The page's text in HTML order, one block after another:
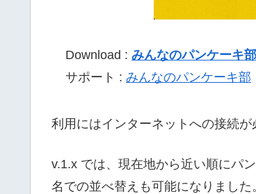
Download : みんなのパンケーキ部
サポート : みんなのパンケーキ部
利用にはインターネットへの接続が
v.1.x では、現在地から近い順にパ
名での並べ替えも可能になりまし